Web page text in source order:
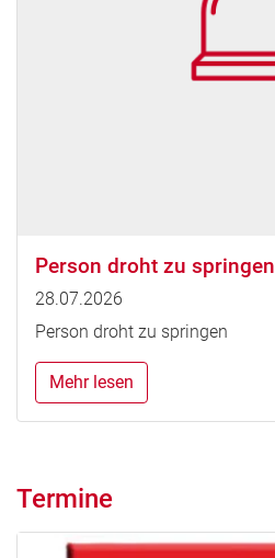
Person droht zu springen
28.07.2026
Person droht zu springen
Mehr lesen
Termine